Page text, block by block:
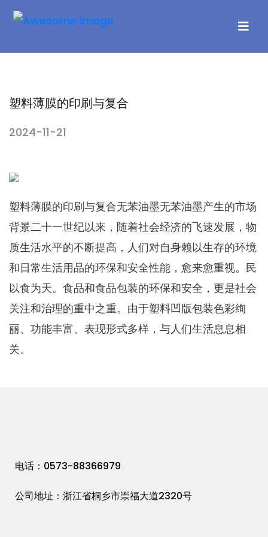
塑料薄膜的印刷与复合
2024-11-21
塑料薄膜的印刷与复合无苯油墨无苯油墨产生的市场
背景二十一世纪以来，随着社会经济的飞速发展，物
质生活水平的不断提高，人们对自身赖以生存的环境
和日常生活用品的环保和安全性能，愈来愈重视。民
以食为天。食品和食品包装的环保和安全，更是社会
关注和治理的重中之重。由于塑料凹版包装色彩绚
丽、功能丰富、表现形式多样，与人们生活息息相
关。
电话：0573-88366979
公司地址：浙江省桐乡市崇福大道2320号